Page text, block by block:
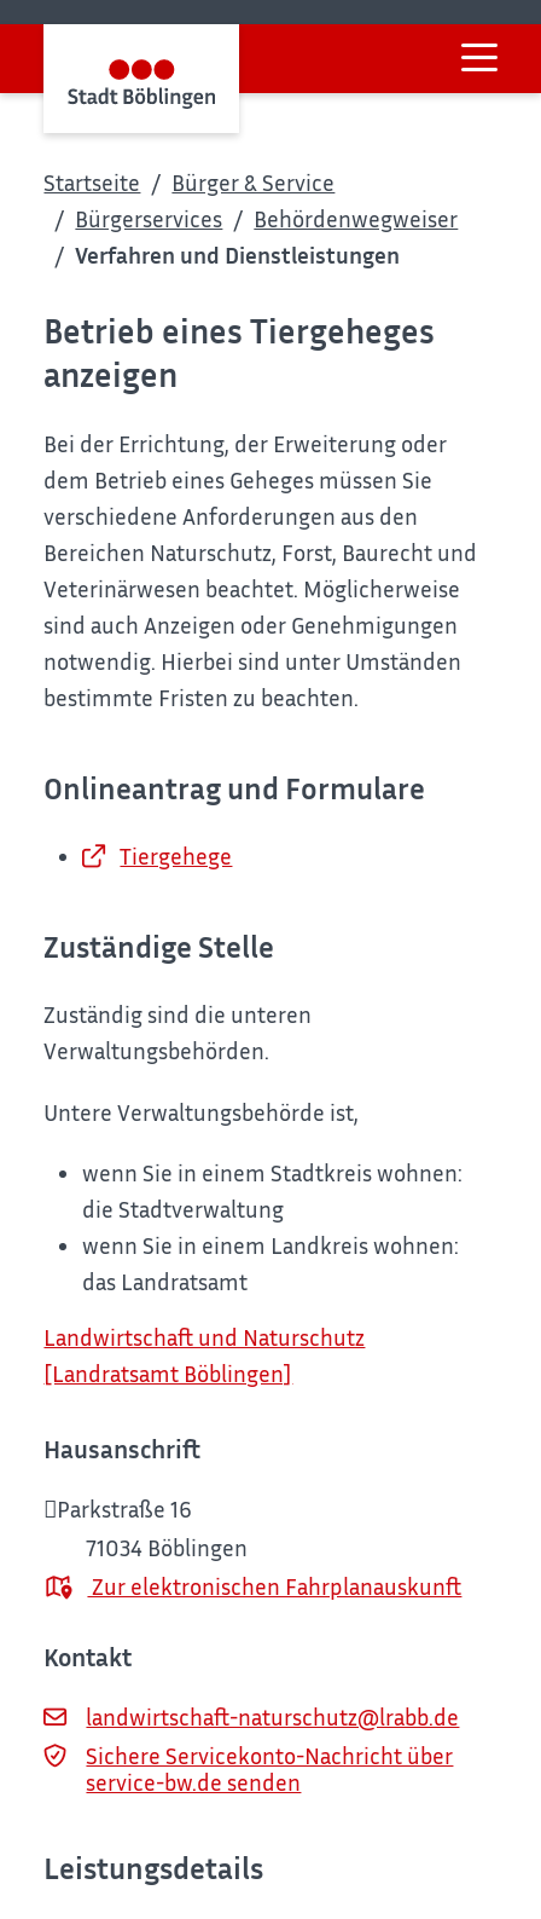
Startseite
Bürger & Service
Bürgerservices
Behördenwegweiser
Verfahren und Dienstleistungen
Betrieb eines Tiergeheges
anzeigen
Bei der Errichtung, der Erweiterung oder
dem Betrieb eines Geheges müssen Sie
verschiedene Anforderungen aus den
Bereichen Naturschutz, Forst, Baurecht und
Veterinärwesen beachtet. Möglicherweise
sind auch Anzeigen oder Genehmigungen
notwendig. Hierbei sind unter Umständen
bestimmte Fristen zu beachten.
Onlineantrag und Formulare
Tiergehege
Zuständige Stelle
Zuständig sind die unteren
Verwaltungsbehörden.
Untere Verwaltungsbehörde ist,
wenn Sie in einem Stadtkreis wohnen:
die Stadtverwaltung
wenn Sie in einem Landkreis wohnen:
das Landratsamt
Landwirtschaft und Naturschutz
[Landratsamt Böblingen]
Hausanschrift
Parkstraße 16
71034 Böblingen
Zur elektronischen Fahrplanauskunft
Kontakt
landwirtschaft-naturschutz@lrabb.de
Sichere Servicekonto-Nachricht über
service-bw.de senden
Leistungsdetails